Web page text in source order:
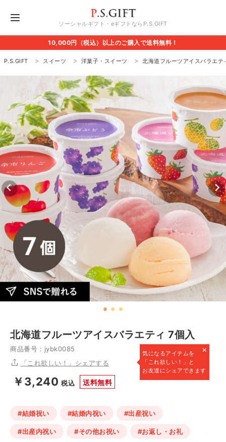
ソーシャルギフト・eギフトならP.S.GIFT
10,000円（税込）以上のご購入で送料無料！
P.S.GIFT スイーツ 洋菓子・スイーツ 北海道フルーツアイスバラエテ
北海道フルーツアイスバラエティ 7個入
商品番号：jybk0085 ×
気になるアイテムを
「これ欲しい！」と
お友達にシェアできます
「これ欲しい！」シェアする
￥3,240 税込 送料無料
#結婚祝い #結婚内祝い #出産祝い
#出産内祝い #その他お祝い #お返し・お礼